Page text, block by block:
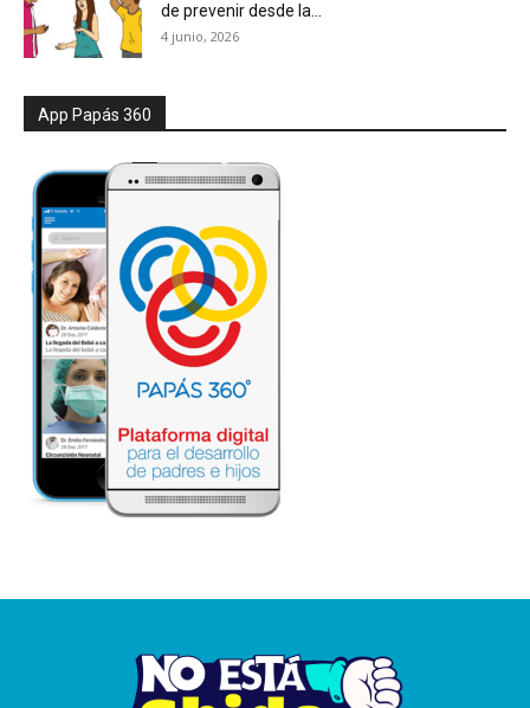
de prevenir desde la...
4 junio, 2026
App Papás 360